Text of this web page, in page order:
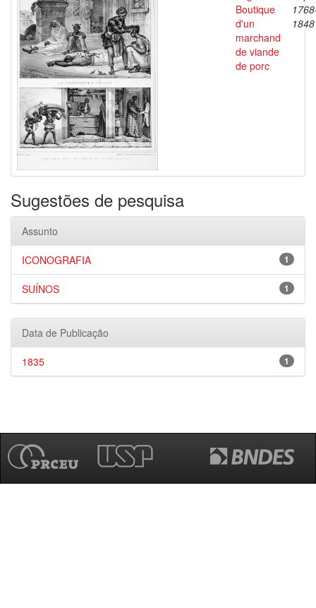
Boutique
d'un
marchand
de viande
de porc
1848
Sugestões de pesquisa
Assunto
1
ICONOGRAFIA
1
SUÍNOS
Data de Publicação
1
1835